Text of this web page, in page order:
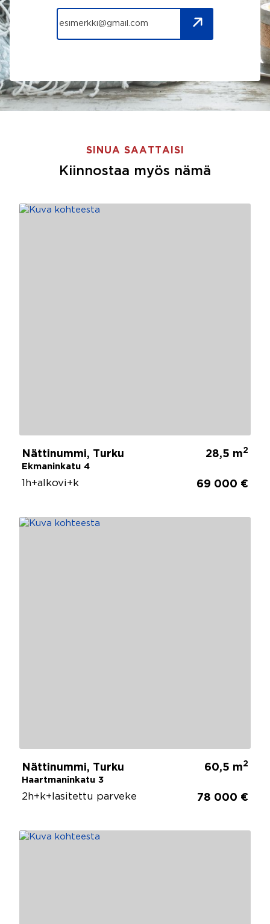
SINUA SAATTAISI
Kiinnostaa myös nämä
Nättinummi, Turku
Ekmaninkatu 4
28,5 m2
1h+alkovi+k 69 000 €
Nättinummi, Turku
Haartmaninkatu 3
60,5 m2
2h+k+lasitettu parveke 78 000 €